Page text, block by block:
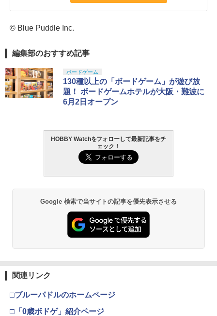
© Blue Puddle Inc.
編集部のおすすめ記事
ボードゲーム
130種以上の「ボードゲーム」が遊び放
題！ ボードゲームホテルが大阪・難波に
6月2日オープン
HOBBY Watchをフォローして最新記事をチ
ェック！
Google 検索で当サイトの記事を優先表示させる
関連リンク
□ブルーパドルのホームページ
□「0歳ボドゲ」紹介ページ